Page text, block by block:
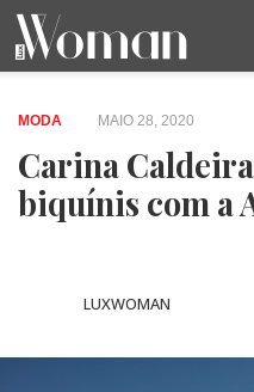
BELEZA
CAPA
LIFESTYLE
MODA
OPINIÃO
PESSOAS
SOCIEDADE
VIDEOS
MODA MAIO 28, 2020
Carina
biquínis com a
LUXWOMAN